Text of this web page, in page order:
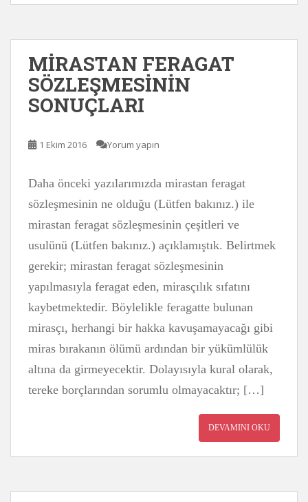
MİRASTAN FERAGAT
SÖZLEŞMESİNİN
SONUÇLARI
1 Ekim 2016 Yorum yapın
Daha önceki yazılarımızda mirastan feragat
sözleşmesinin ne olduğu (Lütfen bakınız.) ile
mirastan feragat sözleşmesinin çeşitleri ve
usulünü (Lütfen bakınız.) açıklamıştık. Belirtmek
gerekir; mirastan feragat sözleşmesinin
yapılmasıyla feragat eden, mirasçılık sıfatını
kaybetmektedir. Böylelikle feragatte bulunan
mirasçı, herhangi bir hakka kavuşamayacağı gibi
miras bırakanın ölümü ardından bir yükümlülük
altına da girmeyecektir. Dolayısıyla kural olarak,
tereke borçlarından sorumlu olmayacaktır; […]
DEVAMINI OKU